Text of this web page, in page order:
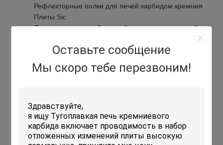
Оставьте сообщение
Мы скоро тебе перезвоним!
Рефлекторные полки для печей карбидом кремния
Плиты Sic
Стеллажи для печей из карбида кремния высокой
Технические параметры:
Наименование продукта
кремния
Размер
Настроить
Максимальная температура
1450°C